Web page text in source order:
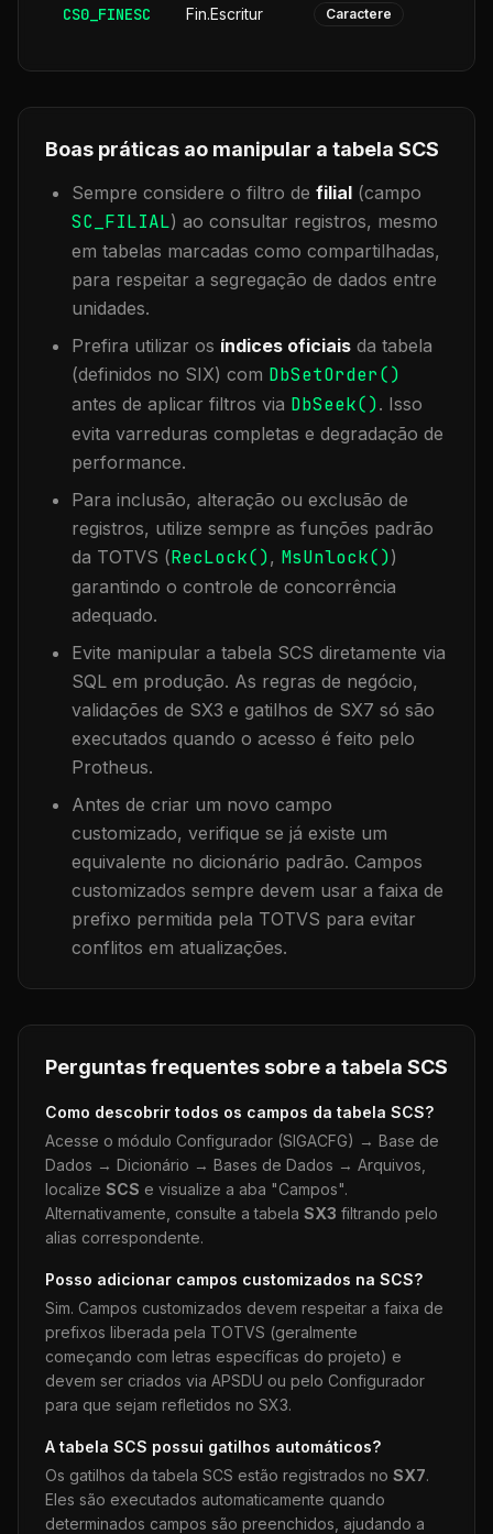
CS0_FINESC Fin.Escritur Caractere
Boas práticas ao manipular a tabela SCS
Sempre considere o filtro de filial (campo
SC_FILIAL) ao consultar registros, mesmo
em tabelas marcadas como compartilhadas,
para respeitar a segregação de dados entre
unidades.
Prefira utilizar os índices oficiais da tabela
(definidos no SIX) com DbSetOrder()
antes de aplicar filtros via DbSeek(). Isso
evita varreduras completas e degradação de
performance.
Para inclusão, alteração ou exclusão de
registros, utilize sempre as funções padrão
da TOTVS (RecLock(), MsUnlock())
garantindo o controle de concorrência
adequado.
Evite manipular a tabela SCS diretamente via
SQL em produção. As regras de negócio,
validações de SX3 e gatilhos de SX7 só são
executados quando o acesso é feito pelo
Protheus.
Antes de criar um novo campo
customizado, verifique se já existe um
equivalente no dicionário padrão. Campos
customizados sempre devem usar a faixa de
prefixo permitida pela TOTVS para evitar
conflitos em atualizações.
Perguntas frequentes sobre a tabela SCS
Como descobrir todos os campos da tabela SCS?
Acesse o módulo Configurador (SIGACFG) → Base de
Dados → Dicionário → Bases de Dados → Arquivos,
localize SCS e visualize a aba "Campos".
Alternativamente, consulte a tabela SX3 filtrando pelo
alias correspondente.
Posso adicionar campos customizados na SCS?
Sim. Campos customizados devem respeitar a faixa de
prefixos liberada pela TOTVS (geralmente
começando com letras específicas do projeto) e
devem ser criados via APSDU ou pelo Configurador
para que sejam refletidos no SX3.
A tabela SCS possui gatilhos automáticos?
Os gatilhos da tabela SCS estão registrados no SX7.
Eles são executados automaticamente quando
determinados campos são preenchidos, ajudando a